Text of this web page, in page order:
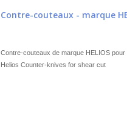
Contre-couteaux - marque
Contre-couteaux de marque HELIOS
Helios Counter-knives for shear cut